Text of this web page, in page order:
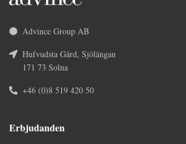
Advince Group AB
Hufvudsta Gård, Sjölängan
171 73 Solna
+46 (0)8 519 420 50
Erbjudanden